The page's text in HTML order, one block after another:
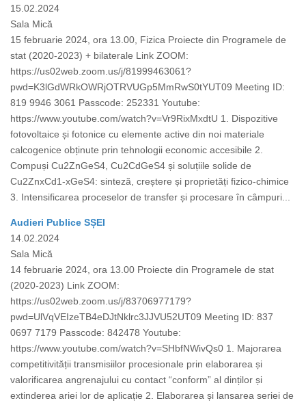
15.02.2024
Sala Mică
15 februarie 2024, ora 13.00, Fizica Proiecte din Programele de
stat (2020-2023) + bilaterale Link ZOOM:
https://us02web.zoom.us/j/81999463061?
pwd=K3lGdWRkOWRjOTRVUGp5MmRwS0tYUT09 Meeting ID:
819 9946 3061 Passcode: 252331 Youtube:
https://www.youtube.com/watch?v=Vr9RixMxdtU 1. Dispozitive
fotovoltaice și fotonice cu elemente active din noi materiale
calcogenice obținute prin tehnologii economic accesibile 2.
Compuși Cu2ZnGeS4, Cu2CdGeS4 și soluțiile solide de
Cu2ZnxCd1-xGeS4: sinteză, creștere și proprietăți fizico-chimice
3. Intensificarea proceselor de transfer și procesare în câmpuri...
Audieri Publice SȘEI
14.02.2024
Sala Mică
14 februarie 2024, ora 13.00 Proiecte din Programele de stat
(2020-2023) Link ZOOM:
https://us02web.zoom.us/j/83706977179?
pwd=UlVqVEIzeTB4eDJtNklrc3JJVU52UT09 Meeting ID: 837
0697 7179 Passcode: 842478 Youtube:
https://www.youtube.com/watch?v=SHbfNWivQs0 1. Majorarea
competitivității transmisiilor procesionale prin elaborarea și
valorificarea angrenajului cu contact “conform” al dinților și
extinderea ariei lor de aplicație 2. Elaborarea și lansarea seriei de